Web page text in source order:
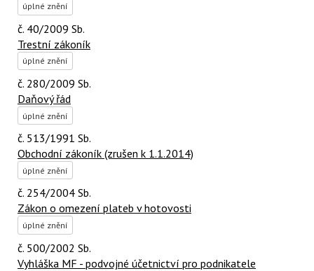
úplné znění
č. 40/2009 Sb.
Trestní zákoník
úplné znění
č. 280/2009 Sb.
Daňový řád
úplné znění
č. 513/1991 Sb.
Obchodní zákoník (zrušen k 1.1.2014)
úplné znění
č. 254/2004 Sb.
Zákon o omezení plateb v hotovosti
úplné znění
č. 500/2002 Sb.
Vyhláška MF - podvojné účetnictví pro podnikatele